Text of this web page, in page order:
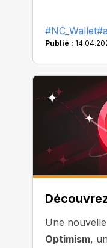
#NC_Wallet
Publié :
Une
Optimism,